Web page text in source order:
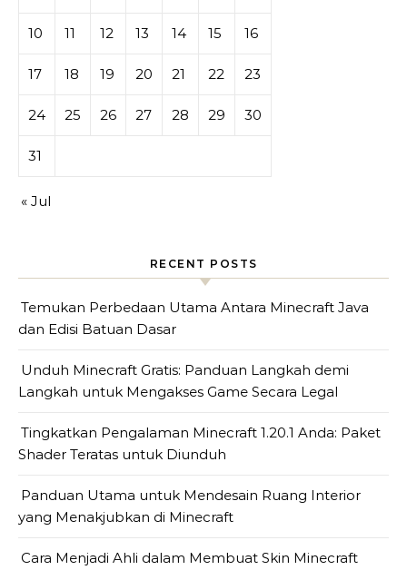
10 11 12 13 14 15 16
17 18 19 20 21 22 23
24 25 26 27 28 29 30
31
« Jul
RECENT POSTS
Temukan Perbedaan Utama Antara Minecraft Java
dan Edisi Batuan Dasar
Unduh Minecraft Gratis: Panduan Langkah demi
Langkah untuk Mengakses Game Secara Legal
Tingkatkan Pengalaman Minecraft 1.20.1 Anda: Paket
Shader Teratas untuk Diunduh
Panduan Utama untuk Mendesain Ruang Interior
yang Menakjubkan di Minecraft
Cara Menjadi Ahli dalam Membuat Skin Minecraft